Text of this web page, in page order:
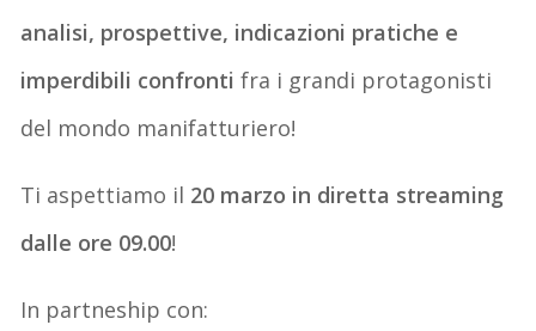
analisi, prospettive, indicazioni pratiche e
imperdibili confronti fra i grandi protagonisti
del mondo manifatturiero!
Ti aspettiamo il 20 marzo in diretta streaming
dalle ore 09.00!
In partneship con: